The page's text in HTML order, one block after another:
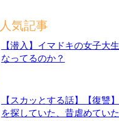
気記事
【潜入】イマドキの女子大
なってるのか？
【スカッとする話】【復讐
を探していた、昔虐めてい